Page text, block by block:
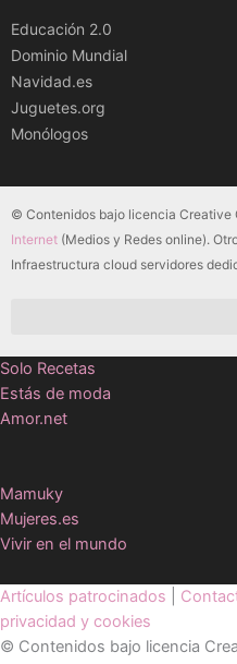
Educación 2.0
Dominio Mundial
Navidad.es
Juguetes.org
Monólogos
© Contenidos bajo licencia Creative
Internet (Medios y Redes online).
Infraestructura cloud servidores
Solo Recetas
Estás de moda
Amor.net
Mamuky
Mujeres.es
Vivir en el mundo
Artículos patrocinados
privacidad y cookies
© Contenidos bajo licencia